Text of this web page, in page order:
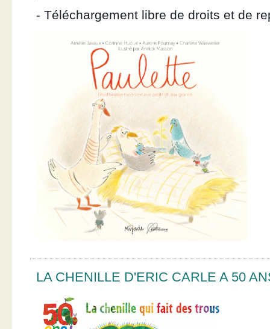
- Téléchargement libre de droits et de
LA CHENILLE D'ERIC CARLE A 50